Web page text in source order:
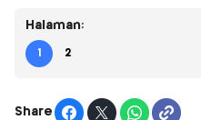
Halaman:
1 2
Share